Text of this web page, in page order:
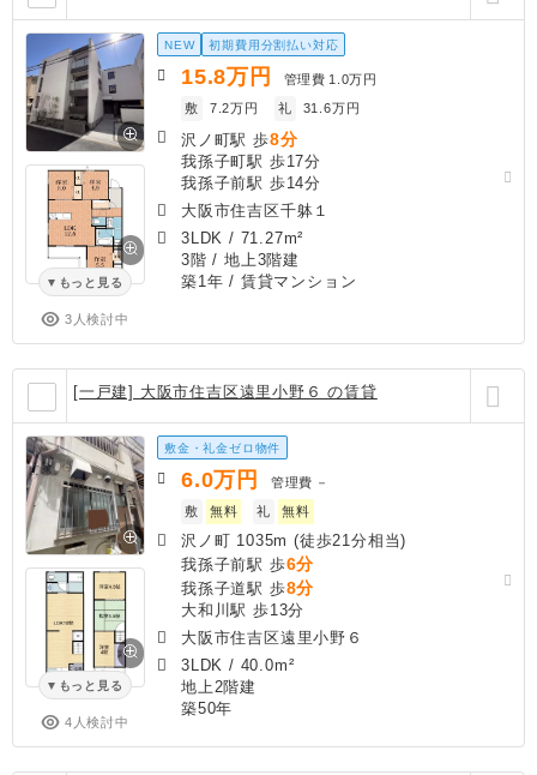
もっと見る
3人検討中
NEW 初期費用分割払い対応
15.8万円 管理費 1.0万円
敷
7.2万円 礼 31.6万円
沢ノ町駅 歩8分
我孫子町駅 歩17分
我孫子前駅 歩14分
大阪市住吉区千躰１
3LDK / 71.27m²
3階 / 地上3階建
築1年 / 賃貸マンション
[一戸建] 大阪市住吉区遠里小野６ の賃貸
もっと見る
4人検討中
敷金・礼金ゼロ物件
6.0万円 管理費 －
敷
無料 礼 無料
沢ノ町 1035m (徒歩21分相当)
我孫子前駅 歩6分
我孫子道駅 歩8分
大和川駅 歩13分
大阪市住吉区遠里小野６
3LDK / 40.0m²
地上2階建
築50年